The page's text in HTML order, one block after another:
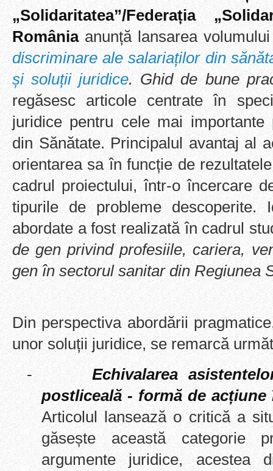
„Solidaritatea”/Federația
Româniaanunță lansarea
discriminare ale salariaților din
și soluții juridice. Ghid de bune
regăsesc articole centrate în
juridice pentru cele mai importante
din Sănătate. Principalul avantaj al
orientarea sa în funcție de
cadrul proiectului, într-o încercare
tipurile de probleme descoperite.
abordate a fost realizată în cadrul
de gen privind profesiile, cariera,
gen în sectorul sanitar din Regiunea
Din perspectiva abordării
unor soluții juridice, se remarcă
-
Echivalarea
postliceală - formă de
Articolul lansează o critică a
găsește această categorie
argumente juridice, acestea